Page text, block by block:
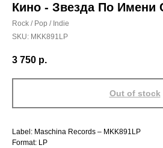
Кино - Звезда По Имени
Rock / Pop / Indie
SKU: MKK891LP
3 750 р.
Out of stock
Label: Maschina Records – MKK891LP
Format: LP